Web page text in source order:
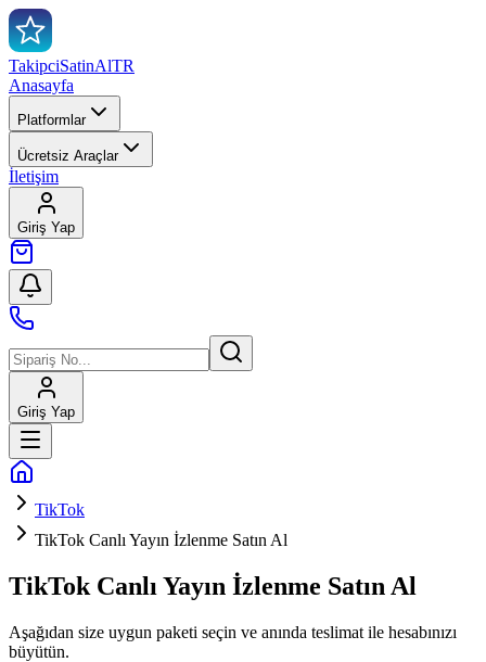
TakipciSatinAlTR
Anasayfa
Platformlar
Ücretsiz Araçlar
İletişim
Giriş Yap
Giriş Yap
TikTok
TikTok Canlı Yayın İzlenme Satın Al
TikTok Canlı Yayın İzlenme Satın Al
Aşağıdan size uygun paketi seçin ve anında teslimat ile hesabınızı
büyütün.